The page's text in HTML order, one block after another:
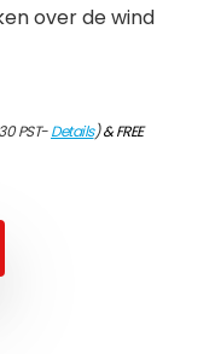
over de wind
PST-Details)&FREE